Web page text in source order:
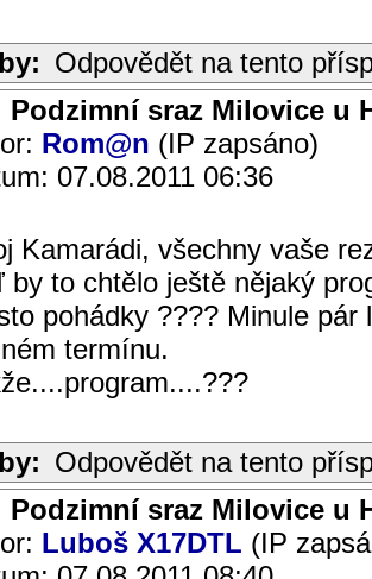
Odpovědět na tento
Podzimní sraz Milovice u
Rom@n (IP zapsáno)
07.08.2011 06:36
Kamarádi, všechny vaše
by to chtělo ještě nějaký
pohádky ???? Minule
termínu.
Odpovědět na tento
Podzimní sraz Milovice u
Luboš X17DTL (IP